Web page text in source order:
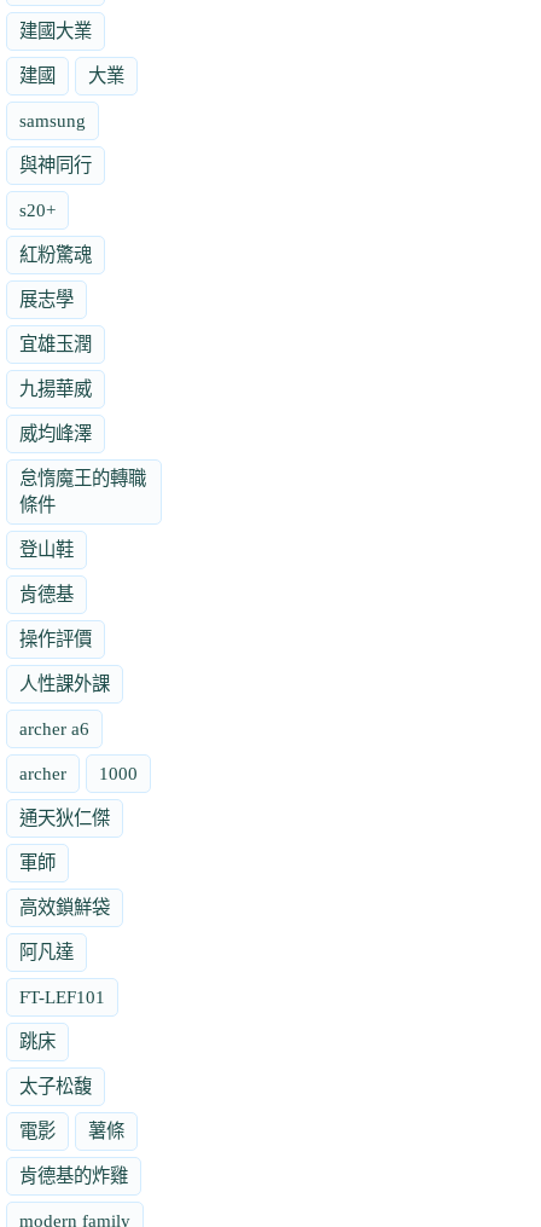
建國大業
建國 大業
samsung
與神同行
s20+
紅粉驚魂
展志學
宜雄玉潤
九揚華威
威均峰澤
怠惰魔王的轉職
條件
登山鞋
肯德基
操作評價
人性課外課
archer a6
archer 1000
通天狄仁傑
軍師
高效鎖鮮袋
阿凡達
FT-LEF101
跳床
太子松馥
電影 薯條
肯德基的炸雞
modern family